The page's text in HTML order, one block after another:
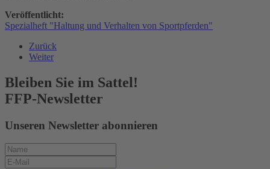
Veröffentlicht:
Spezialheft "Haltung und Verhalten von Sportpferden"
Zurück
Weiter
Bleiben Sie im Sattel!
FFP-Newsletter
Unseren Newsletter abonnieren